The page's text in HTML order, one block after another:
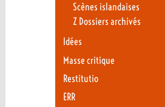
Scènes islandaises
Z Dossiers archivés
Idées
Masse critique
Restitutio
ERR